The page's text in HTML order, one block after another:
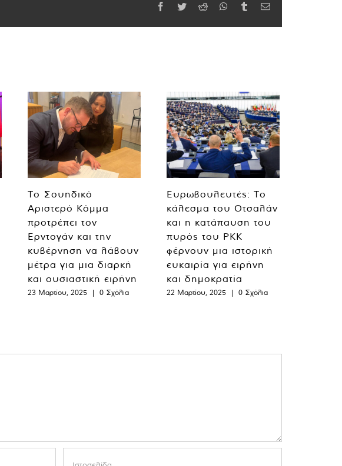
Facebook
TwitterReddit WhatsApp
TumblrEmail
Το Σουηδικό
Αριστερό Κόμμα
προτρέπει τον
Ερντογάν και την
κυβέρνηση να λάβουν
μέτρα για μια διαρκή
και ουσιαστική ειρήνη
23 Μαρτίου, 2025 | 0 Σχόλια
Ευρωβουλευτές: Το
κάλεσμα του Οτσαλάν
και η κατάπαυση του
πυρός του PKK
φέρνουν μια ιστορική
ευκαιρία για ειρήνη
και δημοκρατία
22 Μαρτίου, 2025 | 0 Σχόλια